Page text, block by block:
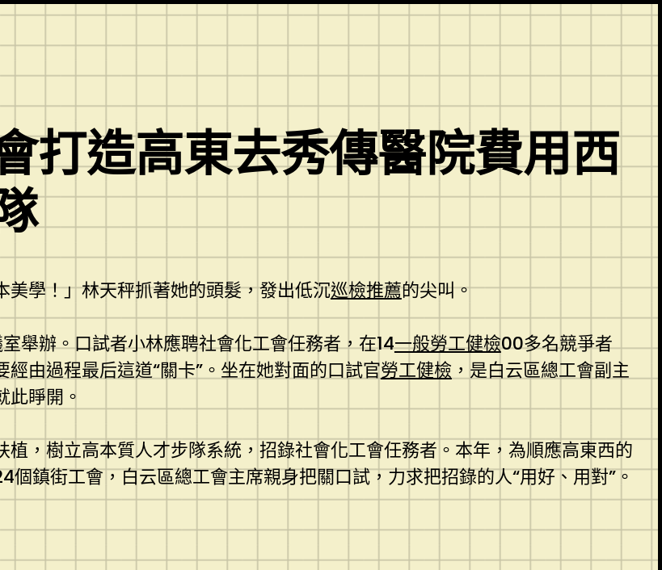
打造高東去秀傳醫院費用西
學！」林天秤抓著她的頭髮，發出低沉巡檢推薦的尖叫。
舉辦。口試者小林應聘社會化工會任務者，在14一般勞工健檢00多名競爭者
由過程最后這道“關卡”。坐在她對面的口試官勞工健檢 ，是白云區總工會副主
睜開。
，樹立高本質人才步隊系統，招錄社會化工會任務者。本年，為順應高東西的
鎮街工會，白云區總工會主席親身把關口試，力求把招錄的人“用好、用對”。